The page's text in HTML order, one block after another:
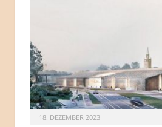
18. DEZEMBER 2023